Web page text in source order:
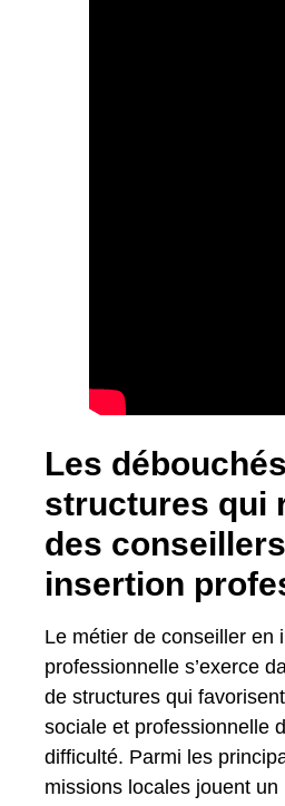
Les
structures qui
des
insertion
Le métier de conseiller en
professionnelle s’exerce
de structures qui
sociale et professionnelle
difficulté. Parmi les
missions locales jouent